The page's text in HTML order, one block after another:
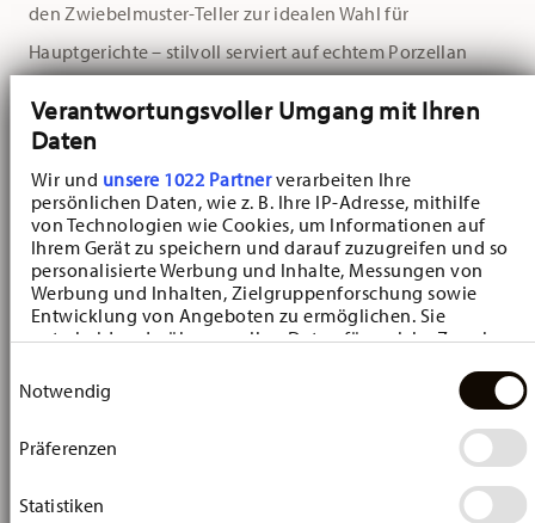
Verantwortungsvoller Umgang mit Ihren
Daten
Wir und unsere 1022 Partnerverarbeiten Ihre
persönlichen Daten, wie z. B. Ihre IP-Adresse, mithilfe
von Technologien wie Cookies, um Informationen auf
Ihrem Gerät zu speichern und darauf zuzugreifen und so
personalisierte Werbung und Inhalte, Messungen von
Werbung und Inhalten, Zielgruppenforschung sowie
Entwicklung von Angeboten zu ermöglichen. Sie
entscheiden darüber, wer Ihre Daten für welche Zwecke
Cookie-Erklärung oder durch Klicken auf das Privacy
Trigger Symbol ändern oder widerrufen
Wenn Sie es erlauben, würden wir auch gerne:
erfassen, welche bis auf einige Meter genau sein
Notwendig
Präferenzen
Statistiken
den Zwiebelmuster-Teller zur idealen Wahl für
Hauptgerichte – stilvoll serviert auf echtem Porzellan
Das berühmte Zwiebelmuster, inspiriert von asiatischen
Porzellanvorbildern des 18. Jahrhunderts, wird in tiefem
Kobaltblau auf schneeweißem Porzellan dargestellt.
Granatäpfel, Blüten und geschwungene Linien
verschmelzen zu einem Design, das bis heute nichts von
seiner Faszination verloren hat.
Ob als Teil eines liebevoll zusammengestellten Services
Zwiebelmuster-Teller überzeugt durch spülmaschinen-
und mikrowellengeeignete Qualität, handwerkliche